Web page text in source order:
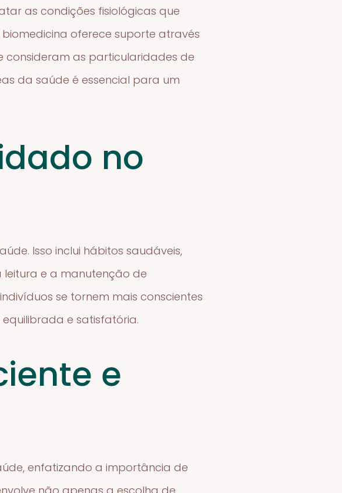
as condições fisiológicas que
oferece suporte através
consideram as particularidades de
da saúde é essencial para um
no
Isso inclui hábitos saudáveis,
e a manutenção de
se tornem mais conscientes
e satisfatória.
e
enfatizando a importância de